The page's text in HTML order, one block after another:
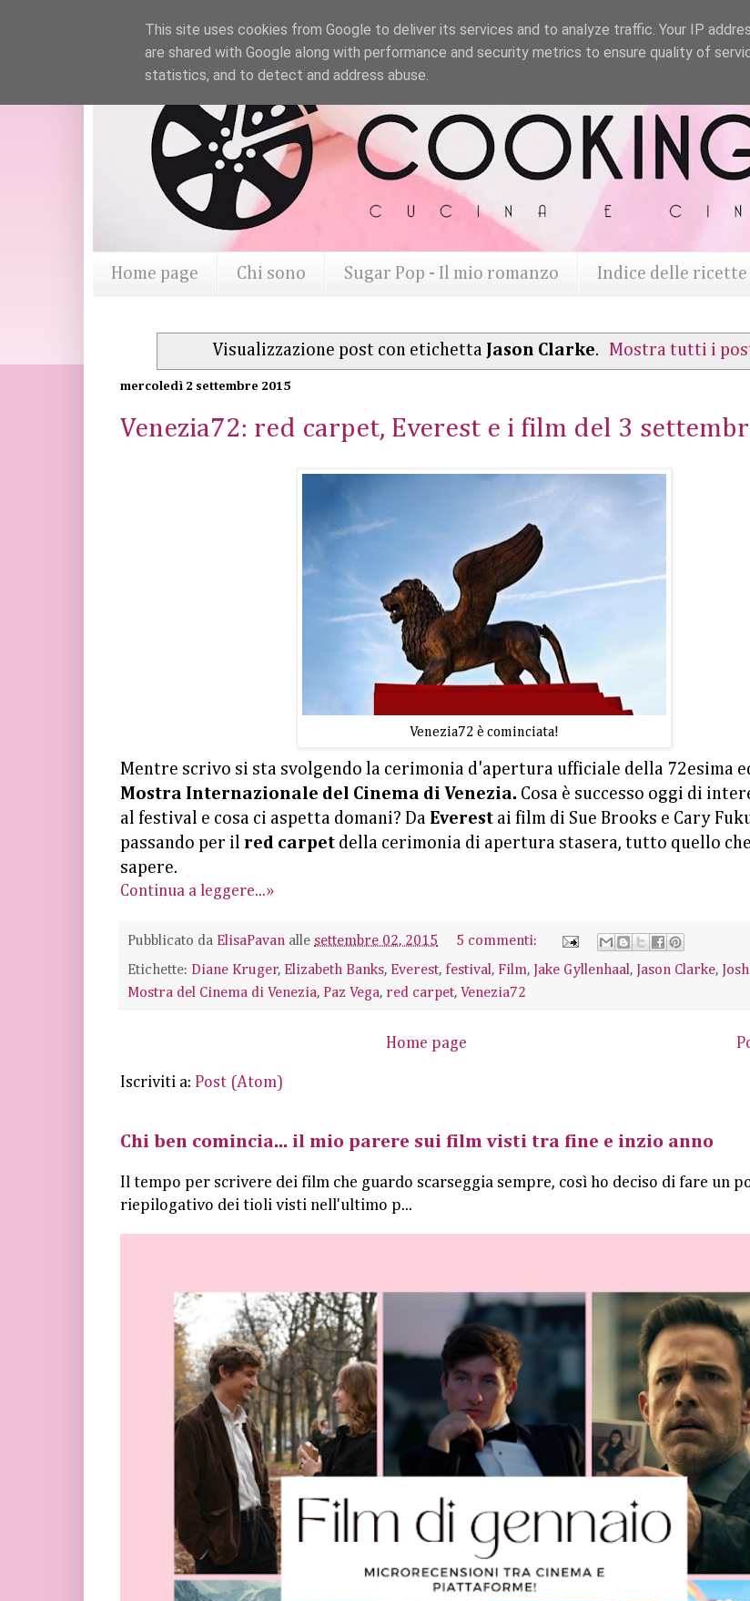
Home page Chi sono Sugar Pop - Il mio romanzo Indice delle ricette
Visualizzazione post con etichetta Jason Clarke. Mostra tutti i
mercoledì 2 settembre 2015
Venezia72: red carpet, Everest e i film del 3
Venezia72 è cominciata!
Mentre scrivo si sta svolgendo la cerimonia d'apertura ufficiale della 72esima
Mostra Internazionale del Cinema di Venezia. Cosa è successo oggi di
al festival e cosa ci aspetta domani? Da Everest ai film di Sue Brooks e Cary
passando per il red carpet della cerimonia di apertura stasera, tutto quello
sapere.
Continua a leggere...»
Pubblicato da ElisaPavan alle settembre 02, 2015
5 commenti:
Etichette: Diane Kruger, Elizabeth Banks, Everest, festival, Film, Jake Gyllenhaal, Jason Clarke,
Mostra del Cinema di Venezia, Paz Vega, red carpet, Venezia72
Home page
Iscriviti a: Post (Atom)
Chi ben comincia... il mio parere sui film visti tra fine e inzio anno
Il tempo per scrivere dei film che guardo scarseggia sempre, così ho deciso di fare un
riepilogativo dei tioli visti nell'ultimo p...
This site uses cookies from Google to deliver its services and to analyze traffic. Your IP
are shared with Google along with performance and security metrics to ensure quality of
statistics, and to detect and address abuse.